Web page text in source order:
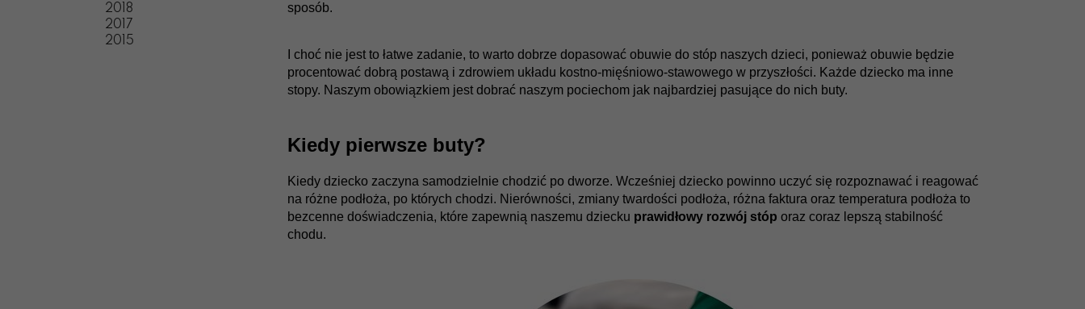
2018
2017
2015
sposób.
I choć nie jest to łatwe zadanie, to warto dobrze dopasować obuwie do stóp naszych dzieci, ponieważ obuwie będzie
procentować dobrą postawą i zdrowiem układu kostno-mięśniowo-stawowego w przyszłości. Każde dziecko ma inne
stopy. Naszym obowiązkiem jest dobrać naszym pociechom jak najbardziej pasujące do nich buty.
Kiedy pierwsze buty?
Kiedy dziecko zaczyna samodzielnie chodzić po dworze. Wcześniej dziecko powinno uczyć się rozpoznawać i reagować
na różne podłoża, po których chodzi. Nierówności, zmiany twardości podłoża, różna faktura oraz temperatura podłoża to
bezcenne doświadczenia, które zapewnią naszemu dziecku prawidłowy rozwój stóp oraz coraz lepszą stabilność
chodu.